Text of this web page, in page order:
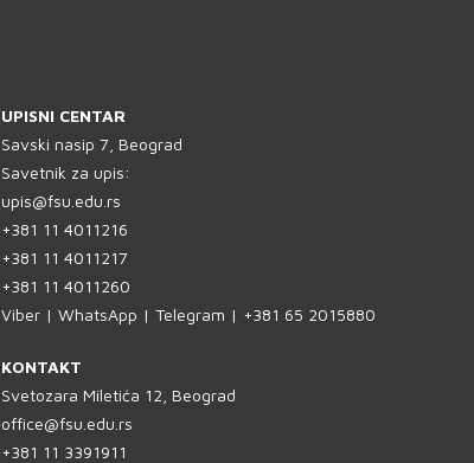
UPISNI CENTAR
Savski nasip 7, Beograd
Savetnik za upis:
upis@fsu.edu.rs
+381 11 4011216
+381 11 4011217
+381 11 4011260
Viber | WhatsApp | Telegram | +381 65 2015880
KONTAKT
Svetozara Miletića 12, Beograd
office@fsu.edu.rs
+381 11 3391911